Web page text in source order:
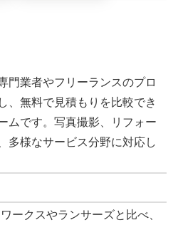
門業者やフリーランスのプロ
、無料で見積もりを比較でき
ムです。写真撮影、リフォー
多様なサービス分野に対応し
ークスやランサーズと比べ、